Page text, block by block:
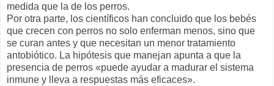
medida que la de los perros.
Por otra parte, los científicos han concluido que los bebés
que crecen con perros no solo enferman menos, sino que
se curan antes y que necesitan un menor tratamiento
antobiótico. La hipótesis que manejan apunta a que la
presencia de perros «puede ayudar a madurar el sistema
inmune y lleva a respuestas más eficaces».